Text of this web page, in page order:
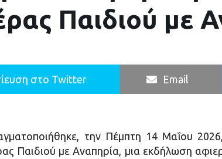
Παιδιού με
στο Twitter Email
την Πέμπτη 14 Μαΐου
Παιδιού με Αναπηρία, μια εκδήλωση